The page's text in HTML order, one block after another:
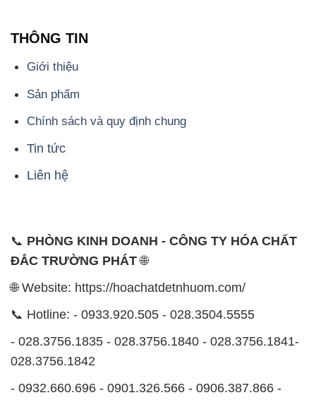
THÔNG TIN
Giới thiệu
Sản phẩm
Chính sách và quy định chung
Tin tức
Liên hệ
📞 PHÒNG KINH DOANH - CÔNG TY HÓA CHẤT
ĐẮC TRƯỜNG PHÁT🌐
🌐 Website: https://hoachatdetnhuom.com/
📞 Hotline: - 0933.920.505 - 028.3504.5555
- 028.3756.1835 - 028.3756.1840 - 028.3756.1841-
028.3756.1842
- 0932.660.696 - 0901.326.566 - 0906.387.866 -